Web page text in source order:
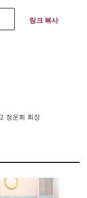
링크 복사
청운회 회장